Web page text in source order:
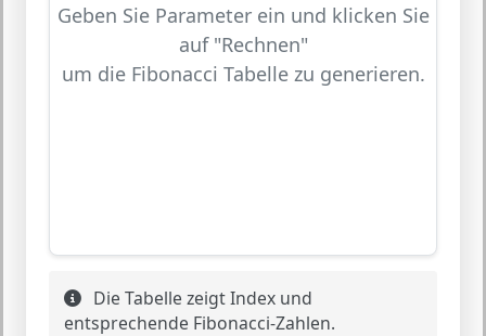
Geben Sie Parameter ein und klicken Sie
auf "Rechnen"
um die Fibonacci Tabelle zu generieren.
Die Tabelle zeigt Index und
entsprechende Fibonacci-Zahlen.